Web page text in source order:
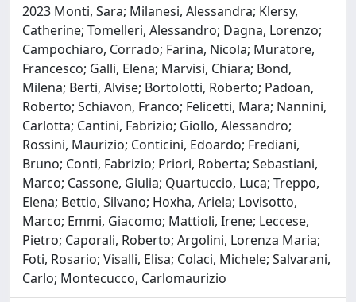
2023 Monti, Sara; Milanesi, Alessandra; Klersy,
Catherine; Tomelleri, Alessandro; Dagna, Lorenzo;
Campochiaro, Corrado; Farina, Nicola; Muratore,
Francesco; Galli, Elena; Marvisi, Chiara; Bond,
Milena; Berti, Alvise; Bortolotti, Roberto; Padoan,
Roberto; Schiavon, Franco; Felicetti, Mara; Nannini,
Carlotta; Cantini, Fabrizio; Giollo, Alessandro;
Rossini, Maurizio; Conticini, Edoardo; Frediani,
Bruno; Conti, Fabrizio; Priori, Roberta; Sebastiani,
Marco; Cassone, Giulia; Quartuccio, Luca; Treppo,
Elena; Bettio, Silvano; Hoxha, Ariela; Lovisotto,
Marco; Emmi, Giacomo; Mattioli, Irene; Leccese,
Pietro; Caporali, Roberto; Argolini, Lorenza Maria;
Foti, Rosario; Visalli, Elisa; Colaci, Michele; Salvarani,
Carlo; Montecucco, Carlomaurizio